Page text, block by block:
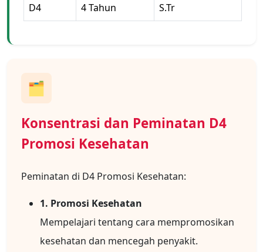
D4 4 Tahun S.Tr
🗂️
Konsentrasi dan Peminatan D4
Promosi Kesehatan
Peminatan di D4 Promosi Kesehatan:
1. Promosi Kesehatan
Mempelajari tentang cara mempromosikan
kesehatan dan mencegah penyakit.